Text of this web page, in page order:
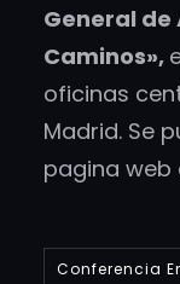
General de
Caminos»,
oficinas
Madrid. Se
pagina web
Conferencia